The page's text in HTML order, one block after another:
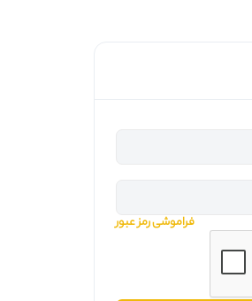
فراموشی رمز عبور